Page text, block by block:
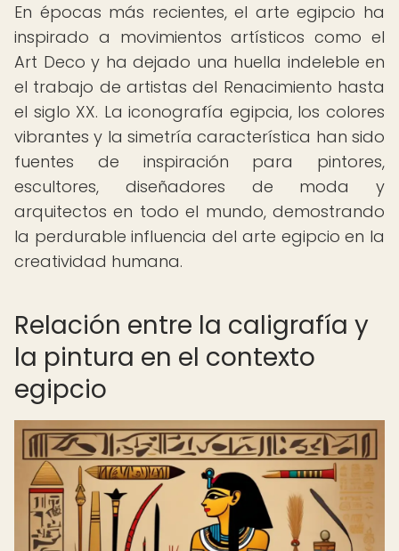
En épocas más recientes, el arte egipcio ha
inspirado a movimientos artísticos como el
Art Deco y ha dejado una huella indeleble en
el trabajo de artistas del Renacimiento hasta
el siglo XX. La iconografía egipcia, los colores
vibrantes y la simetría característica han sido
fuentes de inspiración para pintores,
escultores, diseñadores de moda y
arquitectos en todo el mundo, demostrando
la perdurable influencia del arte egipcio en la
creatividad humana.
Relación entre la caligrafía y
la pintura en el contexto
egipcio